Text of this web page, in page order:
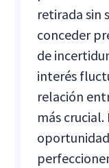
retirada sin
conceder
de
interés
relación
más